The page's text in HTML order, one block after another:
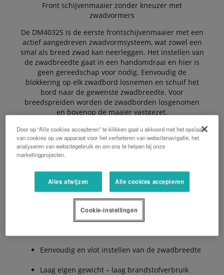
Front schijvenmaaier zonder kneuzer met
zwadvormers
De DM4032S is de eerste frontschijvenmaaier met een
actief aangedreven zwadvormsysteem, wat zowel een
smal als breed zwad kan neerleggen. Het instellen van
de zwadbreedte gaat in een handomdraai en hier is
geen gereedschap voor nodig. Eenvoudig de
blokkering op elk zwadbord losnemen en schuif het
bord naar de gewenste zwadbreedte. Voor
breedspreiden worden de zwadborden losgenomen
en bovenop de maaier vastgezet.
De Voordelen:
Gepatenteerd actief aangedreven
zwadvormsysteem
3 verschillende zwadbreedtes (1,00, 1,15, en 1,30
Eenvoudig en vlot instellen van de zwadbreedte
Laag eigen gewicht – laag brandstofverbruik
Door op “Alle cookies accepteren” te klikken gaat u akkoord met het opslaan
van cookies op uw apparaat voor het verbeteren van websitenavigatie, het
analyseren van websitegebruik en om ons te helpen bij onze
marketingprojecten.
Alles afwijzen Alle cookies accepteren
Cookie-instellingen